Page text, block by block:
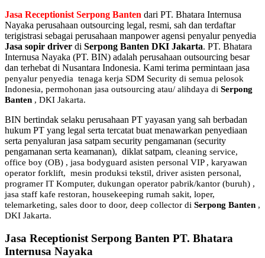
Jasa Receptionist Serpong Banten dari PT. Bhatara Internusa
Nayaka perusahaan outsourcing legal, resmi, sah dan terdaftar
terigistrasi sebagai perusahaan manpower agensi penyalur penyedia
Jasa sopir driver di Serpong Banten DKI Jakarta. PT. Bhatara
Internusa Nayaka (PT. BIN) adalah perusahaan outsourcing besar
dan terhebat di Nusantara Indonesia. Kami terima permintaan jasa
penyalur penyedia tenaga kerja SDM Security di semua pelosok
Indonesia, permohonan jasa outsourcing atau/ alihdaya di Serpong
Banten , DKI Jakarta.
BIN bertindak selaku perusahaan PT yayasan yang sah berbadan
hukum PT yang legal serta tercatat buat menawarkan penyediaan
serta penyaluran jasa satpam security pengamanan (security
pengamanan serta keamanan), diklat satpam, cleaning service,
office boy (OB) , jasa bodyguard asisten personal VIP , karyawan
operator forklift, mesin produksi tekstil, driver asisten personal,
programer IT Komputer, dukungan operator pabrik/kantor (buruh) ,
jasa staff kafe restoran, housekeeping rumah sakit, loper,
telemarketing, sales door to door, deep collector di Serpong Banten ,
DKI Jakarta.
Jasa Receptionist Serpong Banten PT. Bhatara
Internusa Nayaka